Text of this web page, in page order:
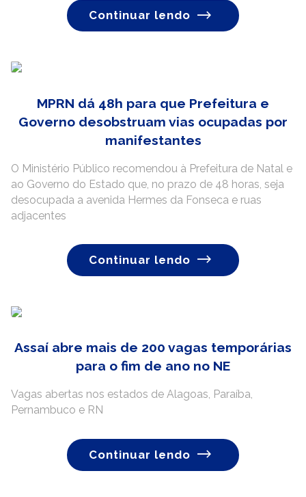
Continuar lendo
MPRN dá 48h para que Prefeitura e
Governo desobstruam vias ocupadas por
manifestantes
O Ministério Público recomendou à Prefeitura de Natal e
ao Governo do Estado que, no prazo de 48 horas, seja
desocupada a avenida Hermes da Fonseca e ruas
adjacentes
Continuar lendo
Assaí abre mais de 200 vagas temporárias
para o fim de ano no NE
Vagas abertas nos estados de Alagoas, Paraíba,
Pernambuco e RN
Continuar lendo